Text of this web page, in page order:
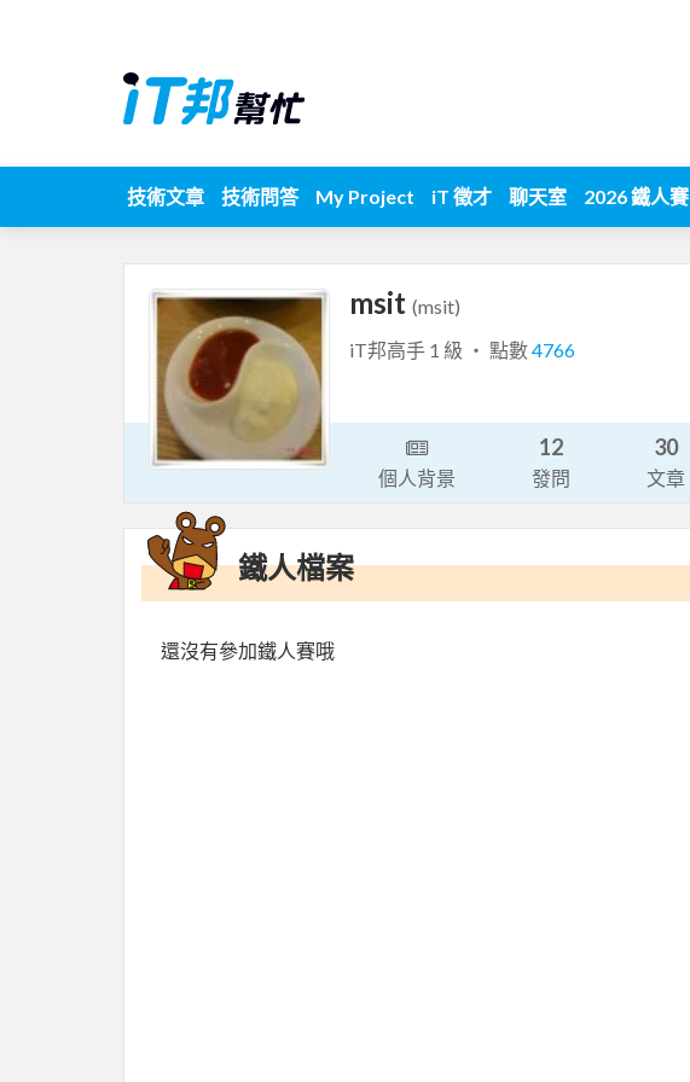
技術文章 技術問答 My Project iT 徵才 聊天室 2026 鐵人賽
msit (msit)
iT邦高手 1 級 ‧ 點數4766
個人背景
12
發問
30
文章
鐵人檔案
還沒有參加鐵人賽哦